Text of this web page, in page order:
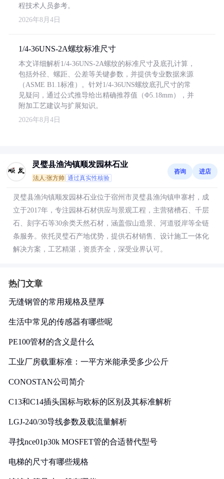
程技术人员参考。
2026年8月4日
1/4-36UNS-2A螺纹标准尺寸
本文详细解析1/4-36UNS-2A螺纹的标准尺寸及底孔计算，
包括外径、螺距、公差等关键参数，并提供专业数据来源
（ASME B1.1标准）。针对1/4-36UNS螺纹底孔尺寸的常
见疑问，通过公式推导给出精确推荐值（Φ5.18mm），并
附加工艺建议与扩展知识。
2026年8月4日
灵璧县渔沟镇顺发园林石业
法人:张方帅 通过真实性核验
咨询 进店
灵璧县渔沟镇顺发园林石业位于宿州市灵璧县渔沟镇申寨村，成
立于2017年，专注园林石材供应与景观工程，主营猪槽石、千层
石、刻字石等30余类天然石材，涵盖假山造景、河道驳岸等全链
条服务。依托灵璧石产地优势，提供石材销售、设计施工一体化
解决方案，工艺精湛，资质齐全，深受业界认可。
热门文章
无缝钢管的常用规格及壁厚
生活中常见的传感器有哪些呢
PE100管材的含义是什么
工业厂房载重标准：一平方米能承受多少公斤
CONOSTAN公司简介
C13和C14插头国标与欧标的区别及其标准解析
LGJ-240/30导线参数及载流量解析
寻找nce01p30k MOSFET管的合适替代型号
电梯的尺寸有哪些规格